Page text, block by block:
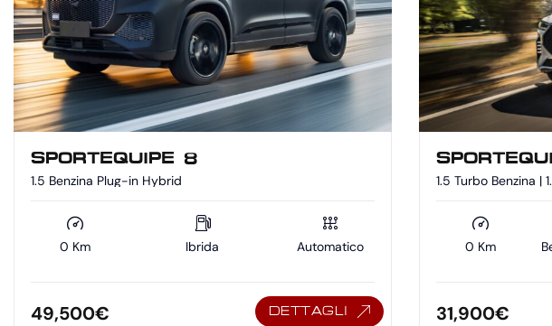
SPORTEQUIPE 8
1.5 Benzina Plug-in Hybrid
0 Km Ibrida Automatico
49,500€ DETTAGLI
1.5 Turbo Benzina |
0 Km
31,900€